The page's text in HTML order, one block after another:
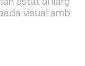
visual amb